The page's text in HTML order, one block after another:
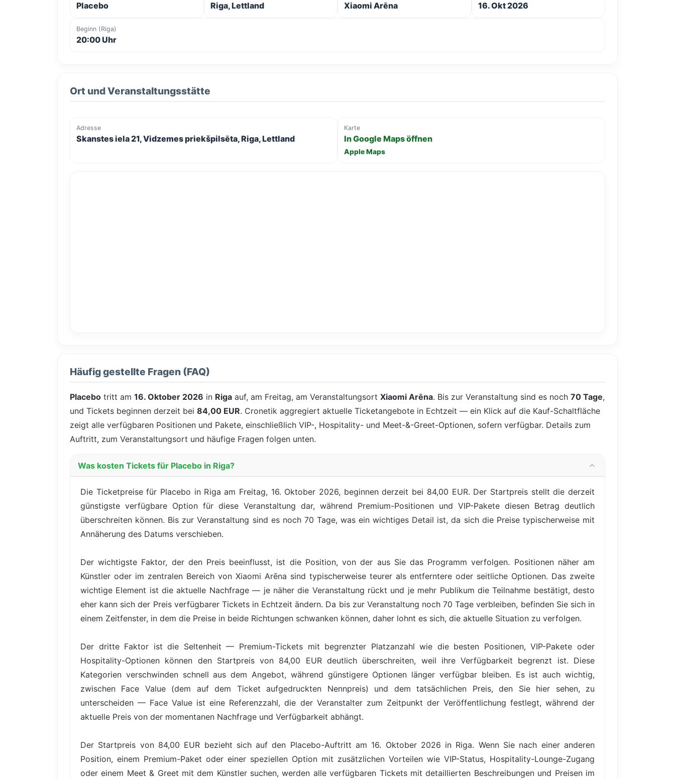
Placebo Riga, Lettland Xiaomi Arēna 16. Okt 2026
Beginn (Riga)
20:00 Uhr
Ort und Veranstaltungsstätte
Adresse
Skanstes iela 21, Vidzemes priekšpilsēta, Riga, Lettland
Karte
In Google Maps öffnen
Apple Maps
Häufig gestellte Fragen (FAQ)
Placebo tritt am 16. Oktober 2026 in Riga auf, am Freitag, am Veranstaltungsort Xiaomi Arēna. Bis zur Veranstaltung sind es noch 70 Tage,
und Tickets beginnen derzeit bei 84,00 EUR. Cronetik aggregiert aktuelle Ticketangebote in Echtzeit — ein Klick auf die Kauf-Schaltfläche
zeigt alle verfügbaren Positionen und Pakete, einschließlich VIP-, Hospitality- und Meet-&-Greet-Optionen, sofern verfügbar. Details zum
Auftritt, zum Veranstaltungsort und häufige Fragen folgen unten.
Was kosten Tickets für Placebo in Riga?
Die Ticketpreise für Placebo in Riga am Freitag, 16. Oktober 2026, beginnen derzeit bei 84,00 EUR. Der Startpreis stellt die derzeit
günstigste verfügbare Option für diese Veranstaltung dar, während Premium-Positionen und VIP-Pakete diesen Betrag deutlich
überschreiten können. Bis zur Veranstaltung sind es noch 70 Tage, was ein wichtiges Detail ist, da sich die Preise typischerweise mit
Annäherung des Datums verschieben.
Der wichtigste Faktor, der den Preis beeinflusst, ist die Position, von der aus Sie das Programm verfolgen. Positionen näher am
Künstler oder im zentralen Bereich von Xiaomi Arēna sind typischerweise teurer als entferntere oder seitliche Optionen. Das zweite
wichtige Element ist die aktuelle Nachfrage — je näher die Veranstaltung rückt und je mehr Publikum die Teilnahme bestätigt, desto
eher kann sich der Preis verfügbarer Tickets in Echtzeit ändern. Da bis zur Veranstaltung noch 70 Tage verbleiben, befinden Sie sich in
einem Zeitfenster, in dem die Preise in beide Richtungen schwanken können, daher lohnt es sich, die aktuelle Situation zu verfolgen.
Der dritte Faktor ist die Seltenheit — Premium-Tickets mit begrenzter Platzanzahl wie die besten Positionen, VIP-Pakete oder
Hospitality-Optionen können den Startpreis von 84,00 EUR deutlich überschreiten, weil ihre Verfügbarkeit begrenzt ist. Diese
Kategorien verschwinden schnell aus dem Angebot, während günstigere Optionen länger verfügbar bleiben. Es ist auch wichtig,
zwischen Face Value (dem auf dem Ticket aufgedruckten Nennpreis) und dem tatsächlichen Preis, den Sie hier sehen, zu
unterscheiden — Face Value ist eine Referenzzahl, die der Veranstalter zum Zeitpunkt der Veröffentlichung festlegt, während der
aktuelle Preis von der momentanen Nachfrage und Verfügbarkeit abhängt.
Der Startpreis von 84,00 EUR bezieht sich auf den Placebo-Auftritt am 16. Oktober 2026 in Riga. Wenn Sie nach einer anderen
Position, einem Premium-Paket oder einer speziellen Option mit zusätzlichen Vorteilen wie VIP-Status, Hospitality-Lounge-Zugang
oder einem Meet & Greet mit dem Künstler suchen, werden alle verfügbaren Tickets mit detaillierten Beschreibungen und Preisen im